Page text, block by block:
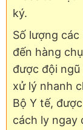
ký.
Số lượng
đến hàng
được đội
xử lý nhanh
Bộ Y tế,
cách ly ngay